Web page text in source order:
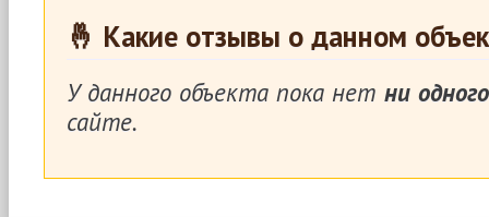
🤞 Какие отзывы о данном
У данного объекта пока нет ни одного
сайте.